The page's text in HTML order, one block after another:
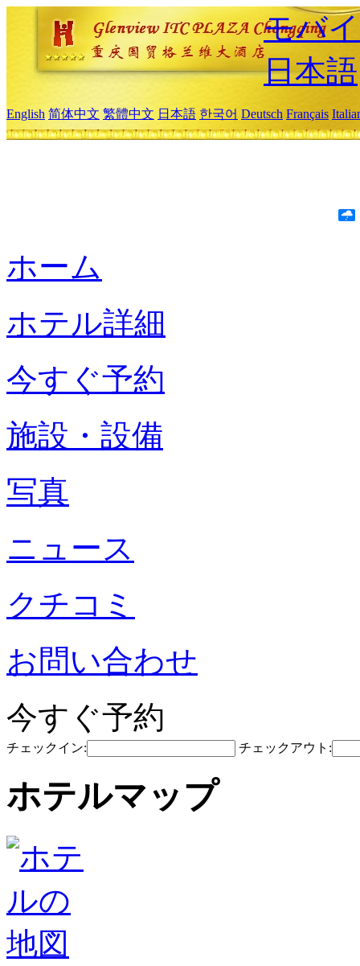
モバ
日本語
English 简体中文 繁體中文 日本語 한국어 Deutsch Français
ホーム
ホテル詳細
今すぐ予約
施設・設備
写真
ニュース
クチコミ
お問い合わせ
今すぐ予約
チェックイン: チェックアウト:
ホテルマップ